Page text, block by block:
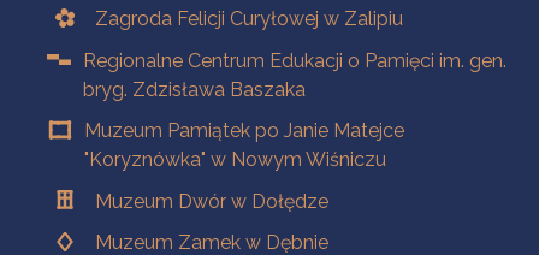
Zagroda Felicji Curyłowej w Zalipiu
Regionalne Centrum Edukacji o Pamięci im. gen.
bryg. Zdzisława Baszaka
Muzeum Pamiątek po Janie Matejce
"Koryznówka" w Nowym Wiśniczu
Muzeum Dwór w Dołędze
Muzeum Zamek w Dębnie